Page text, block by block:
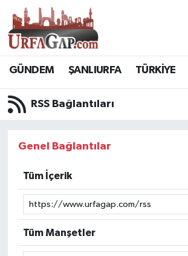
GÜNDEM ŞANLIURFA TÜRKİYE
RSS Bağlantıları
Genel Bağlantılar
Tüm İçerik
Tüm Manşetler
Nöbetçi Eczaneler
Hava Durumu
Namaz Vakitleri
Süper Lig Puan Durumu ve Fikstür
Tüm Manşetler
Son Dakika Haberleri